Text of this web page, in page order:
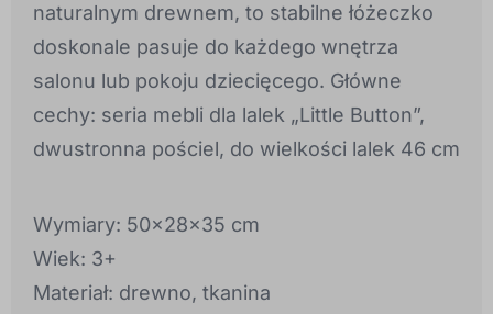
naturalnym drewnem, to stabilne łóżeczko
doskonale pasuje do każdego wnętrza
salonu lub pokoju dziecięcego. Główne
cechy: seria mebli dla lalek „Little Button”,
dwustronna pościel, do wielkości lalek 46 cm
Wymiary: 50x28x35 cm
Wiek: 3+
Materiał: drewno, tkanina